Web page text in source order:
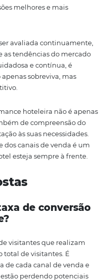
rentabilidade. Isso pode
OTAs, ajustes nas
que as vendas diretas
alta, mas precisam de
pode haver
em seu site, tornando
e amigável.
o retorno esperado,
seu custo e benefício,
balança.
dos canais de
está sempre
funcionar amanhã.